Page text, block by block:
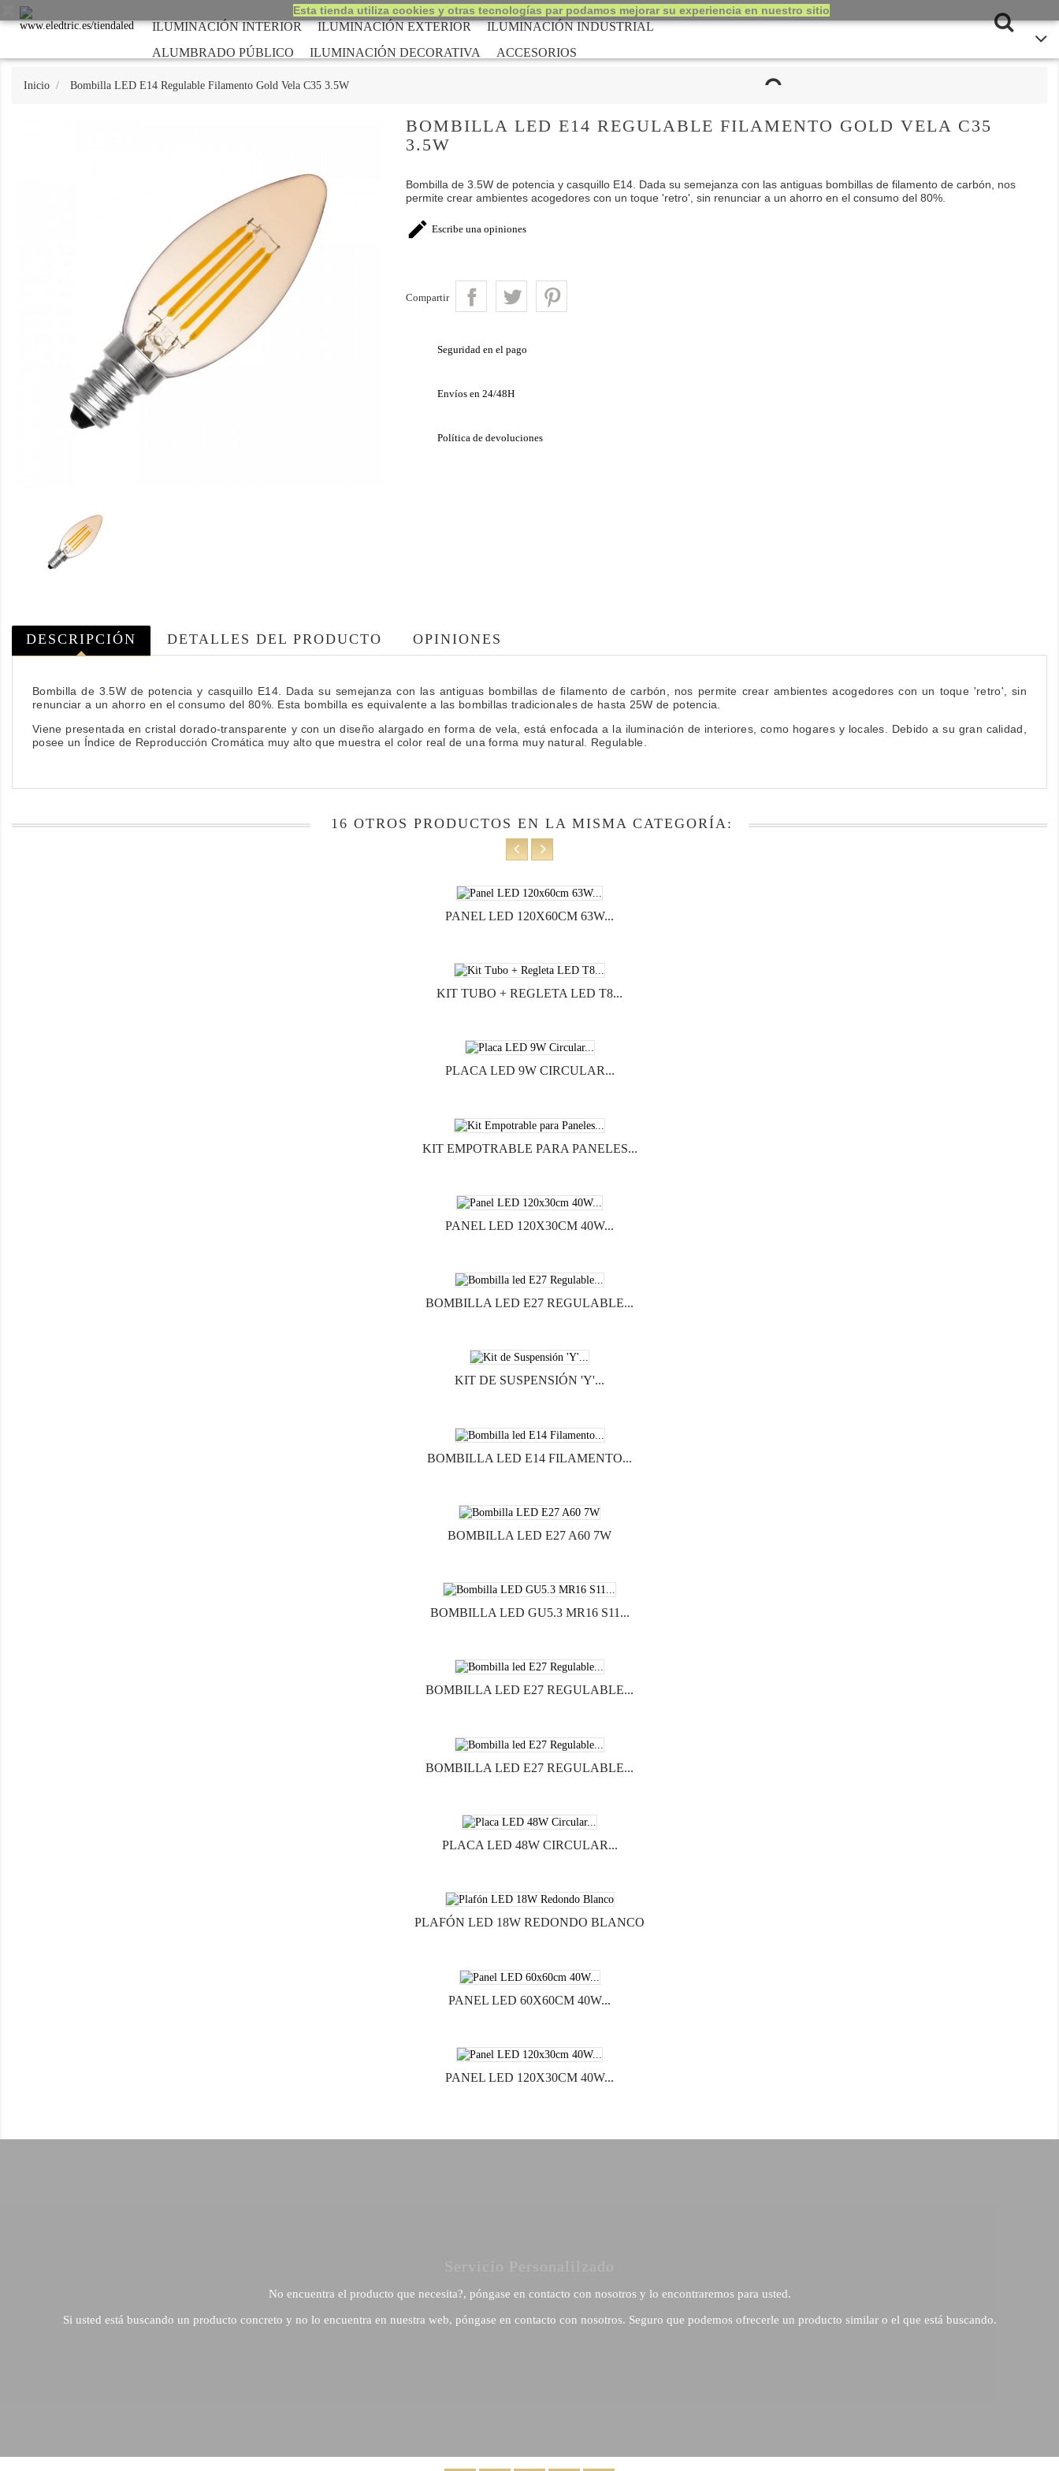
ILUMINACIÓN INTERIOR ILUMINACIÓN EXTERIOR
ILUMINACIÓN INDUSTRIAL
ALUMBRADO PÚBLICO
ILUMINACIÓN DECORATIVA ACCESORIOS
Inicio Bombilla LED E14 Regulable Filamento Gold Vela C35 3.5W
BOMBILLA LED E14 REGULABLE FILAMENTO GOLD VELA C35
3.5W
Bombilla de 3.5W de potencia y casquillo E14. Dada su semejanza con las antiguas bombillas de filamento de carbón , nos
permite crear ambientes acogedores con un toque 'retro', sin renunciar a un ahorro en el consumo del 80%.
 Escribe una opiniones
Compartir
Seguridad en el pago
Envíos en 24/48H
Política de devoluciones
DESCRIPCIÓN DETALLES DEL PRODUCTO OPINIONES
Bombilla de 3.5W de potencia y casquillo E14. Dada su semejanza con las antiguas bombillas de filamento de carbón, nos permite crear ambientes acogedores con un toque 'retro', sin
renunciar a un ahorro en el consumo del 80%. Esta bombilla es equivalente a las bombillas tradicionales de hasta 25W de potencia.
Viene presentada en cristal dorado-transparente y con un diseño alargado en forma de vela, está enfocada a la iluminación de interiores, como hogares y locales. Debido a su gran calidad,
posee un Índice de Reproducción Cromática muy alto que muestra el color real de una forma muy natural. Regulable.
16 OTROS PRODUCTOS EN LA MISMA CATEGORÍA:
PANEL LED 120X60CM 63W...
KIT TUBO + REGLETA LED T8...
PLACA LED 9W CIRCULAR...
KIT EMPOTRABLE PARA PANELES...
PANEL LED 120X30CM 40W...
BOMBILLA LED E27 REGULABLE...
KIT DE SUSPENSIÓN 'Y'...
BOMBILLA LED E14 FILAMENTO...
BOMBILLA LED E27 A60 7W
BOMBILLA LED GU5.3 MR16 S11...
BOMBILLA LED E27 REGULABLE...
BOMBILLA LED E27 REGULABLE...
PLACA LED 48W CIRCULAR...
PLAFÓN LED 18W REDONDO BLANCO
PANEL LED 60X60CM 40W...
PANEL LED 120X30CM 40W...
No encuentra el producto que necesita?, póngase en contacto con nosotros y lo encontraremos para usted.
Si usted está buscando un producto concreto y no lo encuentra en nuestra web, póngase en contacto con nosotros. Seguro que podemos ofrecerle un producto similar o el que está buscando.
Esta tienda utiliza cookies y otras tecnologías par podamos mejorar su experiencia en nuestro sitio